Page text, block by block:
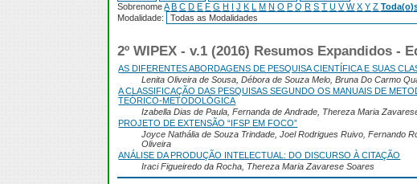
SobrenomeA B C D E F G H I J K L M N O P Q R S T U V W X Y Z
Modalidade:
2º WIPEX - v.1 (2016) Resumos Expandidos -
AS DIFERENTES ABORDAGENS DE PESQUISA CIENTÍFICA E SUAS
Lenita Oliveira de Sousa, Débora de Souza Melo, Bruna Do Carmo
A CLASSIFICAÇÃO DAS PESQUISAS SEGUNDO OS MANUAIS DE
TEÓRICO-METODOLÓGICA
Izabella Dias de Paula, Fernanda de Andrade, Thereza Maria
PROJETO DE EXTENSÃO “IFSP EM FOCO”
Joyce Nathália de Souza Trindade, Joel Rodrigues Ruivo, Fernando
Oliveira
ANÁLISE DA PRODUÇÃO INTELECTUAL: DO DISCURSO À CITAÇÃO
Iraci Figueiredo da Rocha, Thereza Maria Zavarese Soares